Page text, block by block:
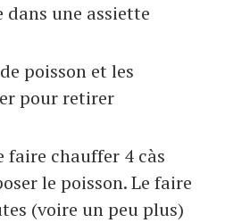
dans une assiette
poisson et les
pour retirer
faire chauffer 4 càs
le poisson. Le faire
(voire un peu plus)